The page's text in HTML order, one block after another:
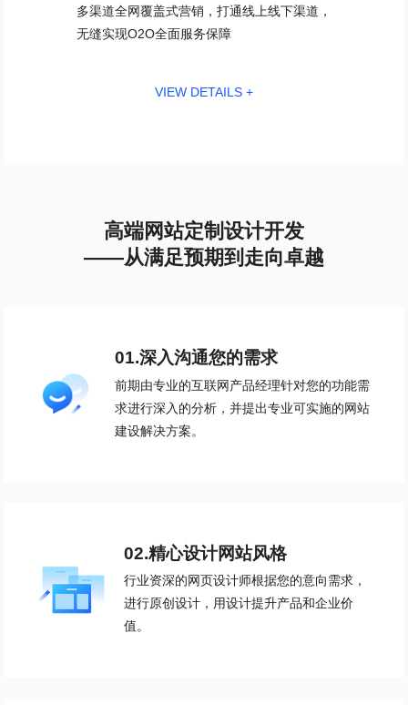
多渠道全网覆盖式营销，打通线上线下渠道，
无缝实现O2O全面服务保障
VIEW DETAILS +
高端网站定制设计开发
——从满足预期到走向卓越
01.深入沟通您的需求
前期由专业的互联网产品经理针对您的功能需
求进行深入的分析，并提出专业可实施的网站
建设解决方案。
02.精心设计网站风格
行业资深的网页设计师根据您的意向需求，
进行原创设计，用设计提升产品和企业价
值。